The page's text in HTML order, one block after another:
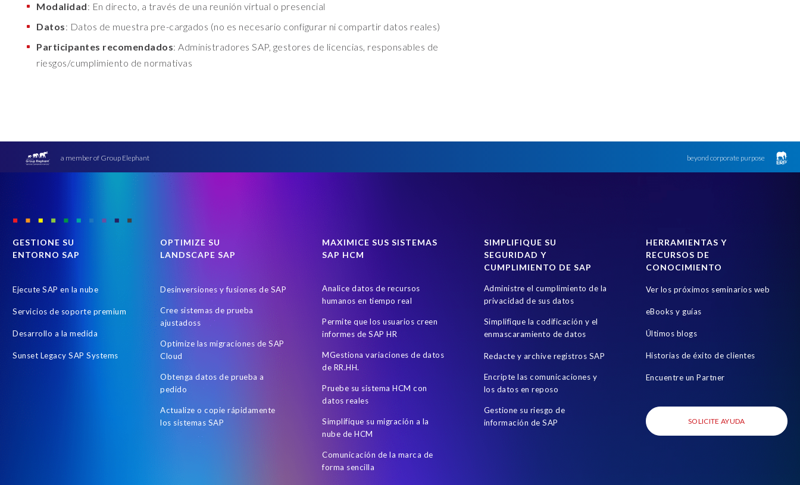
Modalidad: En directo, a través de una reunión virtual o presencial
Datos: Datos de muestra pre-cargados (no es necesario configurar ni compartir datos reales)
Participantes recomendados: Administradores SAP, gestores de licencias, responsables de
riesgos/cumplimiento de normativas
a member of Group Elephant beyond corporate purpose
GESTIONE SU
ENTORNO SAP
Ejecute SAP en la nube
Servicios de soporte premium
Desarrollo a la medida
Sunset Legacy SAP Systems
OPTIMIZE SU
LANDSCAPE SAP
Desinversiones y fusiones de SAP
Cree sistemas de prueba
ajustadoss
Optimize las migraciones de SAP
Cloud
Obtenga datos de prueba a
pedido
Actualize o copie rápidamente
los sistemas SAP
MAXIMICE SUS SISTEMAS
SAP HCM
Analice datos de recursos
humanos en tiempo real
Permite que los usuarios creen
informes de SAP HR
MGestiona variaciones de datos
de RR.HH.
Pruebe su sistema HCM con
datos reales
Simplifique su migración a la
nube de HCM
Comunicación de la marca de
forma sencilla
SIMPLIFIQUE SU
SEGURIDAD Y
CUMPLIMIENTO DE SAP
Administre el cumplimiento de la
privacidad de sus datos
Simplifique la codificación y el
enmascaramiento de datos
Redacte y archive registros SAP
Encripte las comunicaciones y
los datos en reposo
Gestione su riesgo de
información de SAP
HERRAMIENTAS Y
RECURSOS DE
CONOCIMIENTO
Ver los próximos seminarios web
eBooks y guías
Últimos blogs
Historias de éxito de clientes
Encuentre un Partner
SOLICITE AYUDA